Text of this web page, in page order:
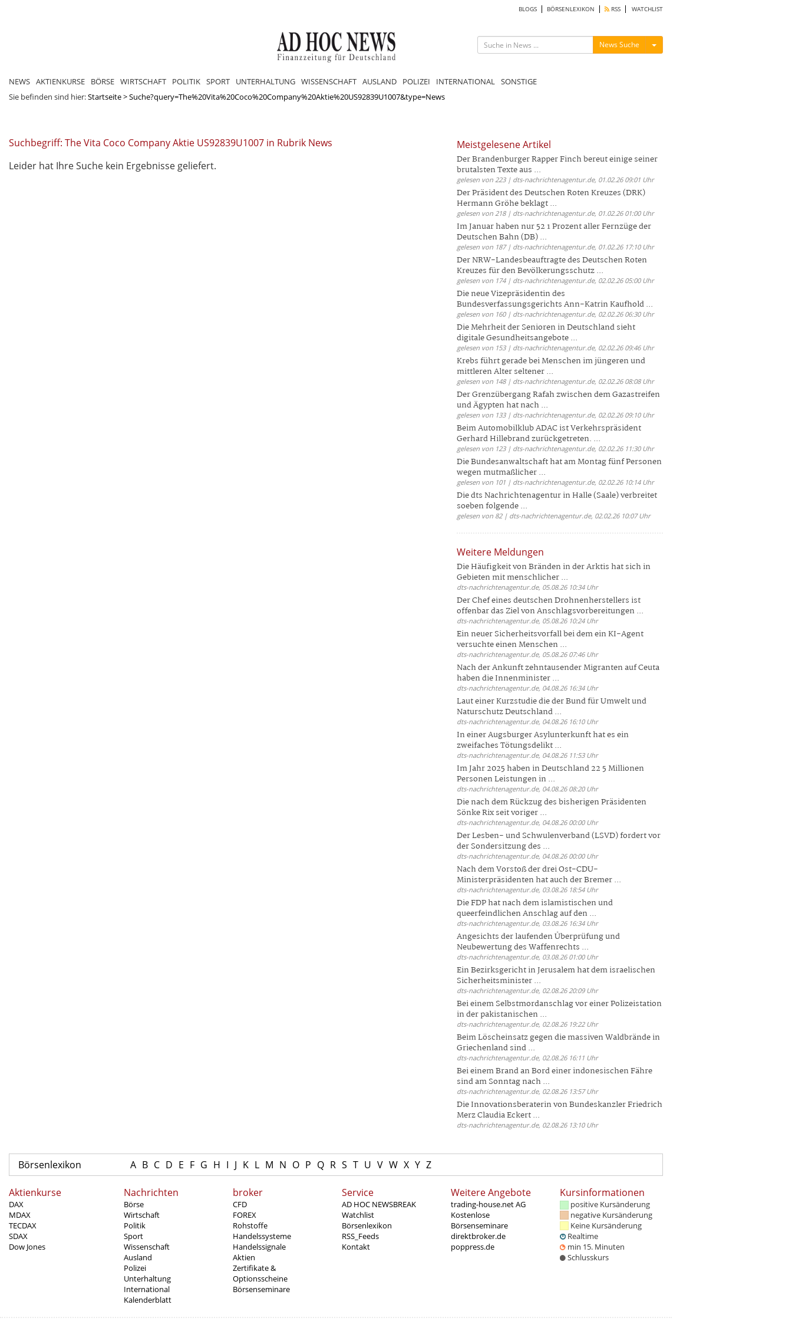
BLOGS BÖRSENLEXIKON RSS WATCHLIST
News Suche Menü ein-/ausblenden
NEWS AKTIENKURSE BÖRSE WIRTSCHAFT POLITIK SPORT UNTERHALTUNG WISSENSCHAFT AUSLAND POLIZEI INTERNATIONAL SONSTIGE
Sie befinden sind hier:Startseite>Suche?query=The%20Vita%20Coco%20Company%20Aktie%20US92839U1007&type=News
Suchbegriff: The Vita Coco Company Aktie US92839U1007 in Rubrik News
Leider hat Ihre Suche kein Ergebnisse geliefert.
Meistgelesene Artikel
Der Brandenburger Rapper Finch bereut einige seiner
brutalsten Texte aus ...
gelesen von 223 | dts-nachrichtenagentur.de, 01.02.26 09:01 Uhr
Der Präsident des Deutschen Roten Kreuzes (DRK)
Hermann Gröhe beklagt ...
gelesen von 218 | dts-nachrichtenagentur.de, 01.02.26 01:00 Uhr
Im Januar haben nur 52 1 Prozent aller Fernzüge der
Deutschen Bahn (DB) ...
gelesen von 187 | dts-nachrichtenagentur.de, 01.02.26 17:10 Uhr
Der NRW-Landesbeauftragte des Deutschen Roten
Kreuzes für den Bevölkerungsschutz ...
gelesen von 174 | dts-nachrichtenagentur.de, 02.02.26 05:00 Uhr
Die neue Vizepräsidentin des
Bundesverfassungsgerichts Ann-Katrin Kaufhold ...
gelesen von 160 | dts-nachrichtenagentur.de, 02.02.26 06:30 Uhr
Die Mehrheit der Senioren in Deutschland sieht
digitale Gesundheitsangebote ...
gelesen von 153 | dts-nachrichtenagentur.de, 02.02.26 09:46 Uhr
Krebs führt gerade bei Menschen im jüngeren und
mittleren Alter seltener ...
gelesen von 148 | dts-nachrichtenagentur.de, 02.02.26 08:08 Uhr
Der Grenzübergang Rafah zwischen dem Gazastreifen
und Ägypten hat nach ...
gelesen von 133 | dts-nachrichtenagentur.de, 02.02.26 09:10 Uhr
Beim Automobilklub ADAC ist Verkehrspräsident
Gerhard Hillebrand zurückgetreten. ...
gelesen von 123 | dts-nachrichtenagentur.de, 02.02.26 11:30 Uhr
Die Bundesanwaltschaft hat am Montag fünf Personen
wegen mutmaßlicher ...
gelesen von 101 | dts-nachrichtenagentur.de, 02.02.26 10:14 Uhr
Die dts Nachrichtenagentur in Halle (Saale) verbreitet
soeben folgende ...
gelesen von 82 | dts-nachrichtenagentur.de, 02.02.26 10:07 Uhr
Weitere Meldungen
Die Häufigkeit von Bränden in der Arktis hat sich in
Gebieten mit menschlicher ...
dts-nachrichtenagentur.de, 05.08.26 10:34 Uhr
Der Chef eines deutschen Drohnenherstellers ist
offenbar das Ziel von Anschlagsvorbereitungen ...
dts-nachrichtenagentur.de, 05.08.26 10:24 Uhr
Ein neuer Sicherheitsvorfall bei dem ein KI-Agent
versuchte einen Menschen ...
dts-nachrichtenagentur.de, 05.08.26 07:46 Uhr
Nach der Ankunft zehntausender Migranten auf Ceuta
haben die Innenminister ...
dts-nachrichtenagentur.de, 04.08.26 16:34 Uhr
Laut einer Kurzstudie die der Bund für Umwelt und
Naturschutz Deutschland ...
dts-nachrichtenagentur.de, 04.08.26 16:10 Uhr
In einer Augsburger Asylunterkunft hat es ein
zweifaches Tötungsdelikt ...
dts-nachrichtenagentur.de, 04.08.26 11:53 Uhr
Im Jahr 2025 haben in Deutschland 22 5 Millionen
Personen Leistungen in ...
dts-nachrichtenagentur.de, 04.08.26 08:20 Uhr
Die nach dem Rückzug des bisherigen Präsidenten
Sönke Rix seit voriger ...
dts-nachrichtenagentur.de, 04.08.26 00:00 Uhr
Der Lesben- und Schwulenverband (LSVD) fordert vor
der Sondersitzung des ...
dts-nachrichtenagentur.de, 04.08.26 00:00 Uhr
Nach dem Vorstoß der drei Ost-CDU-
Ministerpräsidenten hat auch der Bremer ...
dts-nachrichtenagentur.de, 03.08.26 18:54 Uhr
Die FDP hat nach dem islamistischen und
queerfeindlichen Anschlag auf den ...
dts-nachrichtenagentur.de, 03.08.26 16:34 Uhr
Angesichts der laufenden Überprüfung und
Neubewertung des Waffenrechts ...
dts-nachrichtenagentur.de, 03.08.26 01:00 Uhr
Ein Bezirksgericht in Jerusalem hat dem israelischen
Sicherheitsminister ...
dts-nachrichtenagentur.de, 02.08.26 20:09 Uhr
Bei einem Selbstmordanschlag vor einer Polizeistation
in der pakistanischen ...
dts-nachrichtenagentur.de, 02.08.26 19:22 Uhr
Beim Löscheinsatz gegen die massiven Waldbrände in
Griechenland sind ...
dts-nachrichtenagentur.de, 02.08.26 16:11 Uhr
Bei einem Brand an Bord einer indonesischen Fähre
sind am Sonntag nach ...
dts-nachrichtenagentur.de, 02.08.26 13:57 Uhr
Die Innovationsberaterin von Bundeskanzler Friedrich
Merz Claudia Eckert ...
dts-nachrichtenagentur.de, 02.08.26 13:10 Uhr
Börsenlexikon A B C D E F G H I J K L M N O P Q R S T U V W X Y Z
Aktienkurse
DAX
MDAX
TECDAX
SDAX
Dow Jones
Nachrichten
Börse
Wirtschaft
Politik
Sport
Wissenschaft
Ausland
Polizei
Unterhaltung
International
Kalenderblatt
broker
CFD
FOREX
Rohstoffe
Handelssysteme
Handelssignale
Aktien
Zertifikate &
Optionsscheine
Börsenseminare
Service
AD HOC NEWSBREAK
Watchlist
Börsenlexikon
RSS_Feeds
Kontakt
Weitere Angebote
trading-house.net AG
Kostenlose
Börsenseminare
direktbroker.de
poppress.de
Kursinformationen
positive Kursänderung
negative Kursänderung
Keine Kursänderung
Realtime
min 15. Minuten
Schlusskurs